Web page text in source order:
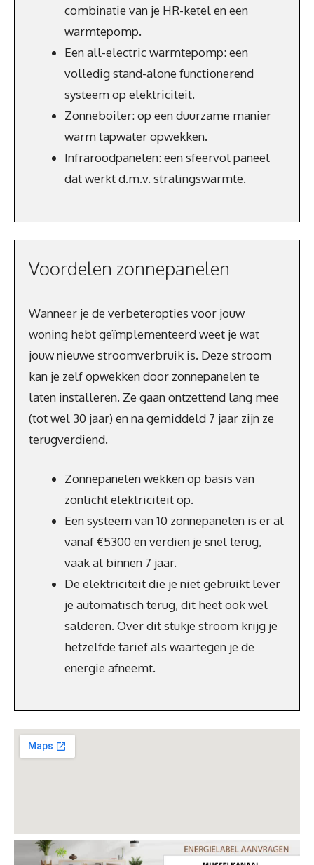
combinatie van je HR-ketel en een
warmtepomp.
Een all-electric warmtepomp: een
volledig stand-alone functionerend
systeem op elektriciteit.
Zonneboiler: op een duurzame manier
warm tapwater opwekken.
Infraroodpanelen: een sfeervol paneel
dat werkt d.m.v. stralingswarmte.
Voordelen zonnepanelen
Wanneer je de verbeteropties voor jouw
woning hebt geïmplementeerd weet je wat
jouw nieuwe stroomverbruik is. Deze stroom
kan je zelf opwekken door zonnepanelen te
laten installeren. Ze gaan ontzettend lang mee
(tot wel 30 jaar) en na gemiddeld 7 jaar zijn ze
terugverdiend.
Zonnepanelen wekken op basis van
zonlicht elektriciteit op.
Een systeem van 10 zonnepanelen is er al
vanaf €5300 en verdien je snel terug,
vaak al binnen 7 jaar.
De elektriciteit die je niet gebruikt lever
je automatisch terug, dit heet ook wel
salderen. Over dit stukje stroom krijg je
hetzelfde tarief als waartegen je de
energie afneemt.